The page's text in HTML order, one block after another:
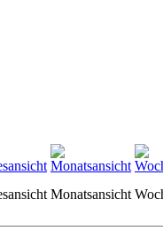
Monatsansicht